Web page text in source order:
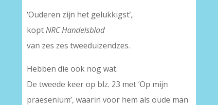
‘Ouderen zijn het gelukkigst’,
koptNRC Handelsblad
van zes zes tweeduizendzes.
Hebben die ook nog wat.
De tweede keer op blz. 23 met ‘Op mijn
praesenium’, waarin voor hem als oude man